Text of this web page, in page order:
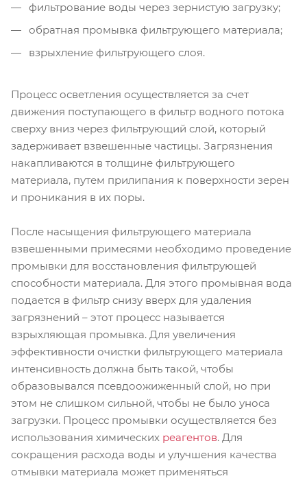
фильтрование воды через зернистую загрузку;
обратная промывка фильтрующего материала;
взрыхление фильтрующего слоя.
Процесс осветления осуществляется за счет
движения поступающего в фильтр водного потока
сверху вниз через фильтрующий слой, который
задерживает взвешенные частицы. Загрязнения
накапливаются в толщине фильтрующего
материала, путем прилипания к поверхности зерен
и проникания в их поры.
После насыщения фильтрующего материала
взвешенными примесями необходимо проведение
промывки для восстановления фильтрующей
способности материала. Для этого промывная вода
подается в фильтр снизу вверх для удаления
загрязнений – этот процесс называется
взрыхляющая промывка. Для увеличения
эффективности очистки фильтрующего материала
интенсивность должна быть такой, чтобы
образовывался псевдоожиженный слой, но при
этом не слишком сильной, чтобы не было уноса
загрузки. Процесс промывки осуществляется без
использования химических реагентов. Для
сокращения расхода воды и улучшения качества
отмывки материала может применяться